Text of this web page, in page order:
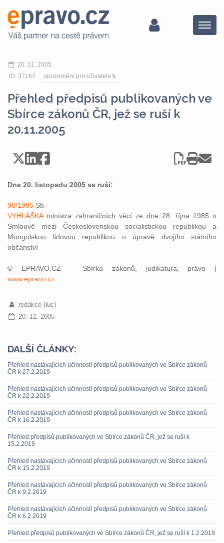
Menu
20. 11. 2005
ID: 37167
upozornění pro uživatele
Přehled předpisů publikovaných ve
Sbírce zákonů ČR, jež se ruší k
20.11.2005
Dne 20. listopadu 2005 se ruší:
96/1985 Sb.
VYHLÁŠKAministra zahraničních věcí ze dne 28. října 1985 o
Smlouvě mezi Československou socialistickou republikou a
Mongolskou lidovou republikou o úpravě dvojího státního
občanství
© EPRAVO.CZ – Sbírka zákonů, judikatura, právo |
www.epravo.cz
redakce (luc)
20. 11. 2005
DALŠÍ ČLÁNKY:
Přehled nastávajících účinností předpisů publikovaných ve Sbírce zákonů
ČR k 27.2.2019
Přehled nastávajících účinností předpisů publikovaných ve Sbírce zákonů
ČR k 22.2.2019
Přehled nastávajících účinností předpisů publikovaných ve Sbírce zákonů
ČR k 16.2.2019
Přehled předpisů publikovaných ve Sbírce zákonů ČR, jež se ruší k
15.2.2019
Přehled nastávajících účinností předpisů publikovaných ve Sbírce zákonů
ČR k 15.2.2019
Přehled nastávajících účinností předpisů publikovaných ve Sbírce zákonů
ČR k 9.2.2019
Přehled nastávajících účinností předpisů publikovaných ve Sbírce zákonů
ČR k 6.2.2019
Přehled předpisů publikovaných ve Sbírce zákonů ČR, jež se ruší k 1.2.2019